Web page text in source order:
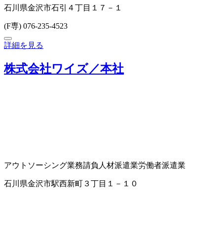
石川県金沢市石引４丁目１７－１
(F専) 076-235-4523
詳細を見る
株式会社ワイズ／本社
アウトソーシング業務請負 人材派遣業労働者派遣業
石川県金沢市駅西新町３丁目１－１０